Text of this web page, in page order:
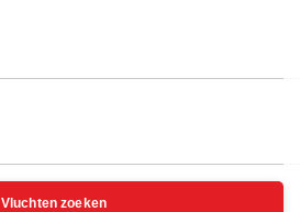
Vluchten zoeken